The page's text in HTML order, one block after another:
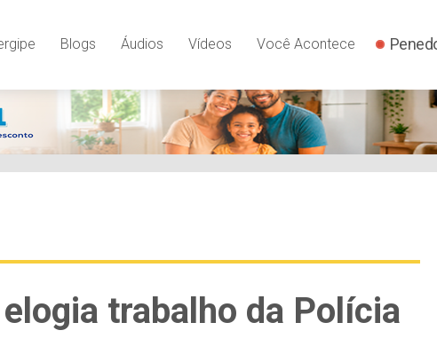
Blogs Áudios Vídeos Você Acontece
trabalho da Polícia